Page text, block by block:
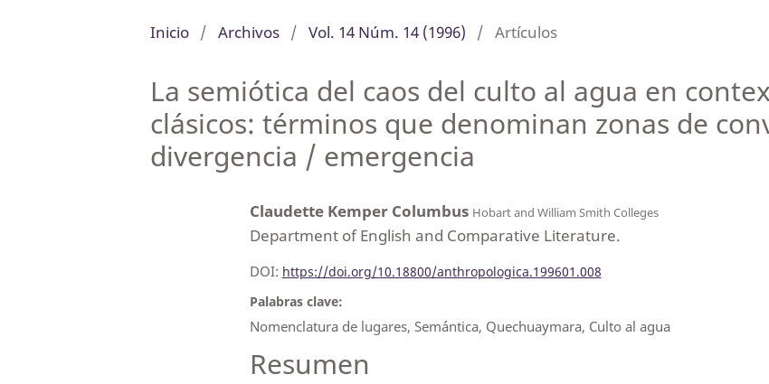
Inicio / Archivos / Vol. 14 Núm. 14 (1996) / Artículos
La semiótica del caos del culto al agua en
clásicos: términos que denominan zonas de
divergencia / emergencia
Claudette Kemper Columbus Hobart and William Smith Colleges
Department of English and Comparative Literature.
DOI: https://doi.org/10.18800/anthropologica.199601.008
Palabras clave:
Nomenclatura de lugares, Semántica, Quechuaymara, Culto al agua
Resumen